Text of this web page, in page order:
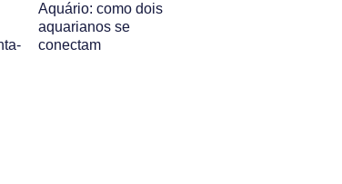
Aquário: como dois
aquarianos se
conectam